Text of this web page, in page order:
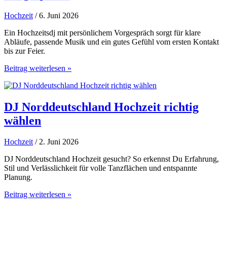
Hochzeit / 6. Juni 2026
Ein Hochzeitsdj mit persönlichem Vorgespräch sorgt für klare
Abläufe, passende Musik und ein gutes Gefühl vom ersten Kontakt
bis zur Feier.
Hochzeitsdj
persönlichem
Beitrag weiterlesen »
DJ Norddeutschland Hochzeit richtig
wählen
Hochzeit/ 2. Juni 2026
DJ Norddeutschland Hochzeit gesucht? So erkennst Du Erfahrung,
Stil und Verlässlichkeit für volle Tanzflächen und entspannte
Planung.
DJ
Beitrag weiterlesen »